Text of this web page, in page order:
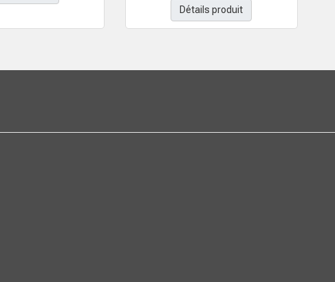
Détails produit